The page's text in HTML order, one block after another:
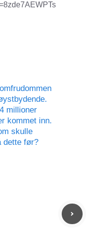
millioner
kommet inn.
skulle
dette før?